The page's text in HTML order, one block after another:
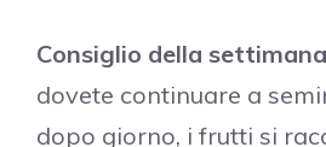
Consiglio della
dovete continuare a
dopo giorno, i frutti si